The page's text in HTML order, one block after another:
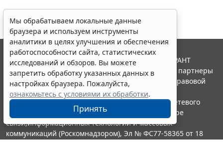
Мы обрабатываем локальные данные
браузера и используем инструменты
аналитики в целях улучшения и обеспечения
работоспособности сайта, статистических
исследований и обзоров. Вы можете
запретить обработку указанных данных в
настройках браузера. Пожалуйста,
ознакомьтесь с условиями их обработки.
Принять
© ООО "НПП "ГАРАНТ-СЕРВИС", 2026. Система ГАРАНТ
выпускается с 1990 года. Компания "Гарант" и ее партнеры
являются участниками Российской ассоциации правовой
информации ГАРАНТ.
Портал ГАРАНТ.РУ зарегистрирован в качестве сетевого
издания Федеральной службой по надзору в сфере
связи,информационных технологий и массовых
коммуникаций (Роскомнадзором), Эл № ФС77-58365 от 18